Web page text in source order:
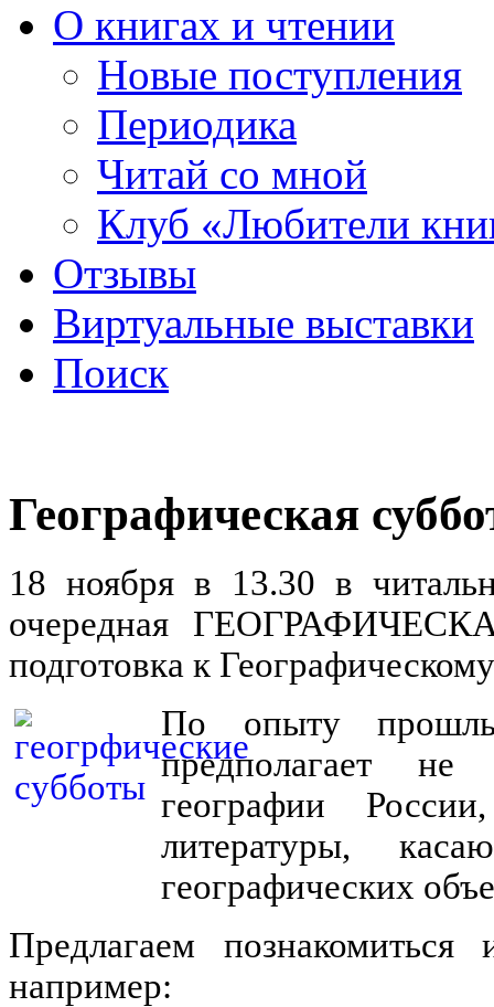
О книгах и чтении
Новые поступления
Периодика
Читай со мной
Клуб «Любители
Отзывы
Виртуальные выставки
Поиск
Географическая
18 ноября в 13.30 в
очередная
подготовка к
По опыту
предполагает не
географии
литературы,
географических
Предлагаем
например: